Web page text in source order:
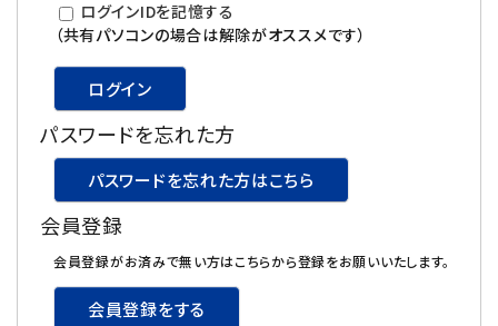
スイーツ
お菓子
酒類
日用品
ギフト
ログインIDを記憶する
（共有パソコンの場合は解除がオススメです）
ログイン
パスワードを忘れた方
パスワードを忘れた方はこちら
会員登録
会員登録がお済みで無い方はこちらから登録をお願いいたします。
会員登録をする